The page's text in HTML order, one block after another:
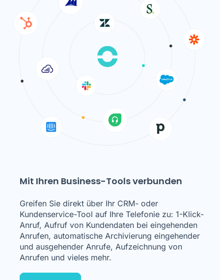
Mit Ihren Business-Tools verbunden
Greifen Sie direkt über Ihr CRM- oder
Kundenservice-Tool auf Ihre Telefonie zu: 1-Klick-
Anruf, Aufruf von Kundendaten bei eingehenden
Anrufen, automatische Archivierung eingehender
und ausgehender Anrufe, Aufzeichnung von
Anrufen und vieles mehr.